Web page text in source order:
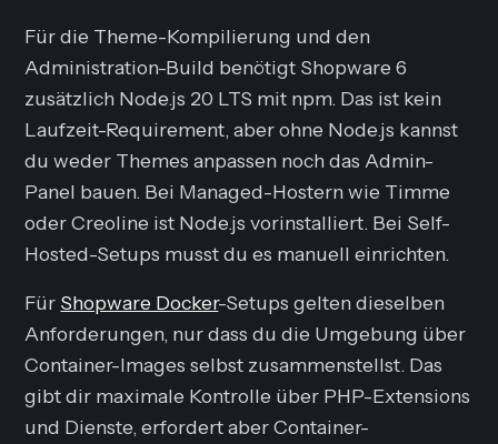
Für die Theme-Kompilierung und den
Administration-Build benötigt Shopware 6
zusätzlich Node.js 20 LTS mit npm. Das ist kein
Laufzeit-Requirement, aber ohne Node.js kannst
du weder Themes anpassen noch das Admin-
Panel bauen. Bei Managed-Hostern wie Timme
oder Creoline ist Node.js vorinstalliert. Bei Self-
Hosted-Setups musst du es manuell einrichten.
Für Shopware Docker-Setups gelten dieselben
Anforderungen, nur dass du die Umgebung über
Container-Images selbst zusammenstellst. Das
gibt dir maximale Kontrolle über PHP-Extensions
und Dienste, erfordert aber Container-